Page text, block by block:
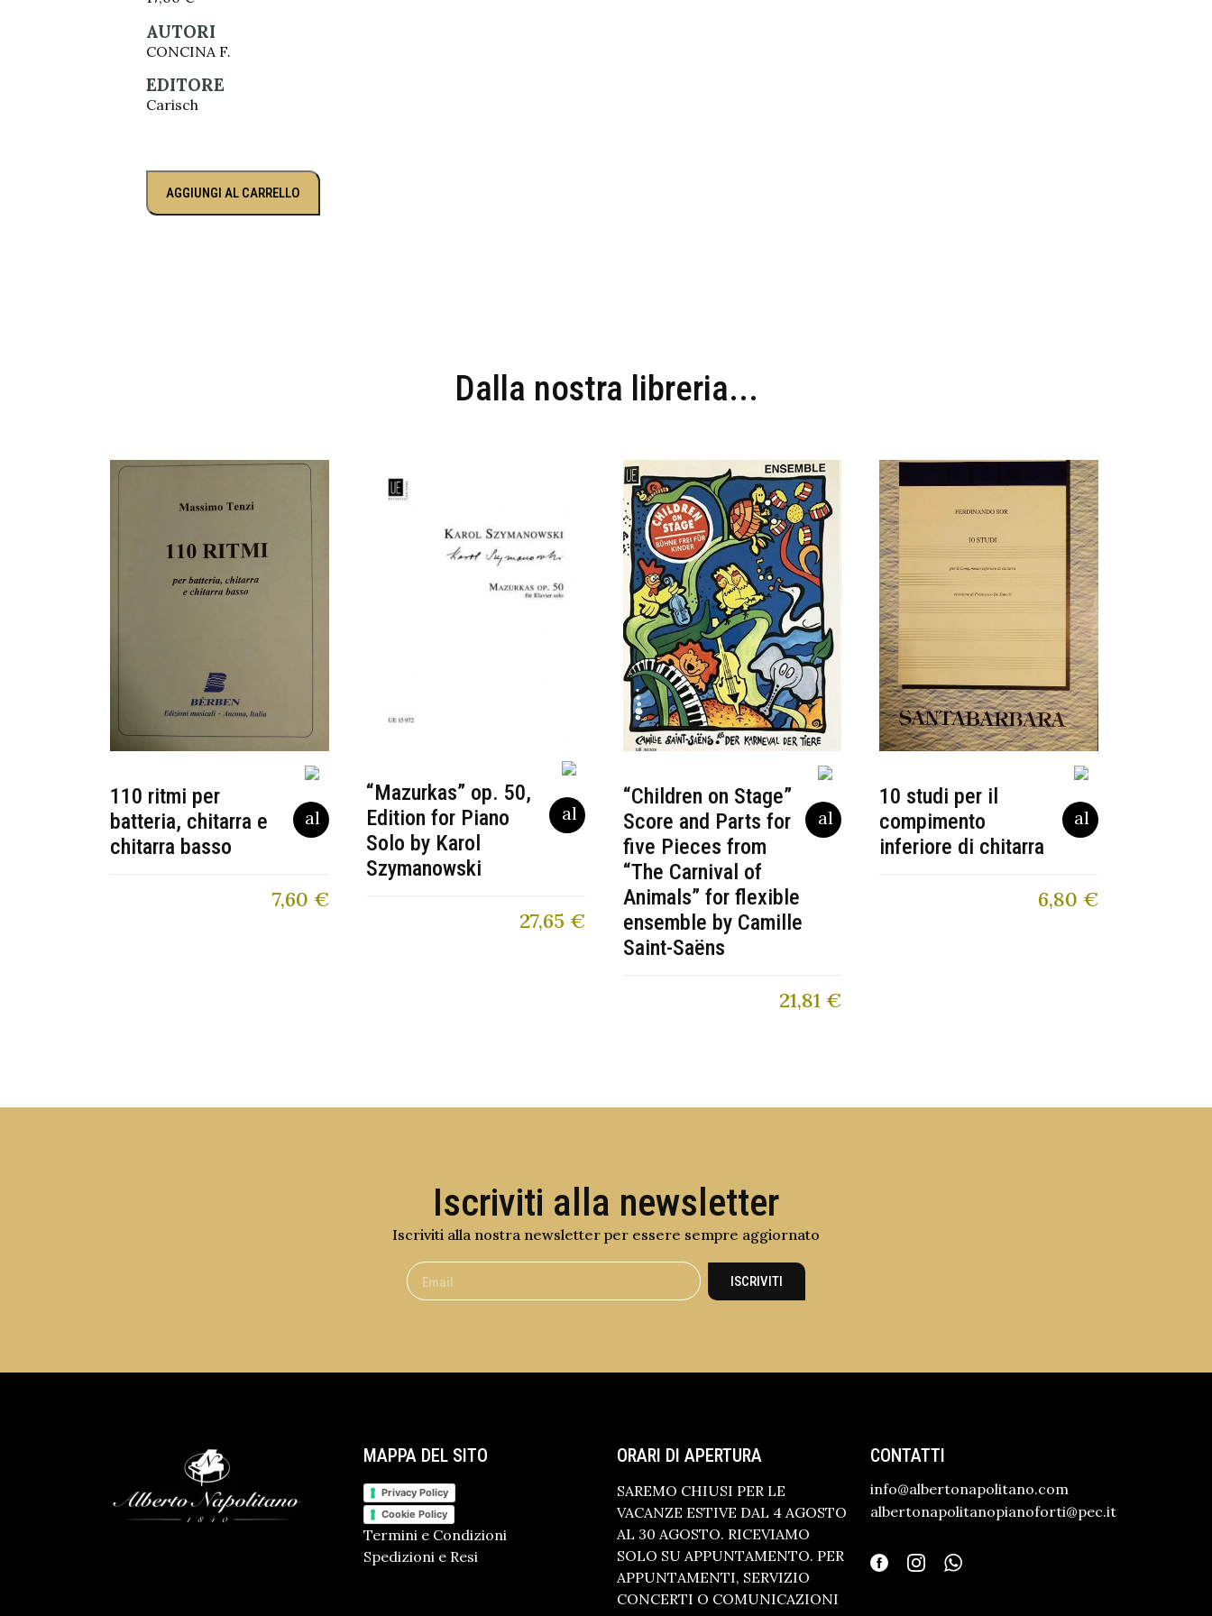
AUTORI
CONCINA F.
EDITORE
Carisch
AGGIUNGI AL CARRELLO
Dalla nostra libreria...
110 ritmi per
batteria, chitarra e
chitarra basso
7,60 €
“Mazurkas” op. 50,
Edition for Piano
Solo by Karol
Szymanowski
27,65 €
“Children on Stage”
Score and Parts for
five Pieces from
“The Carnival of
Animals” for flexible
ensemble by Camille
Saint-Saëns
21,81 €
10 studi per il
compimento
inferiore di chitarra
6,80 €
Iscriviti alla newsletter
Iscriviti alla nostra newsletter per essere sempre aggiornato
ISCRIVITI
MAPPA DEL SITO
Privacy Policy
Cookie Policy
Termini e Condizioni
Spedizioni e Resi
ORARI DI APERTURA
SAREMO CHIUSI PER LE
VACANZE ESTIVE DAL 4 AGOSTO
AL 30 AGOSTO. RICEVIAMO
SOLO SU APPUNTAMENTO. PER
APPUNTAMENTI, SERVIZIO
CONCERTI O COMUNICAZIONI
CONTATTI
info@albertonapolitano.com
albertonapolitanopianoforti@pec.it